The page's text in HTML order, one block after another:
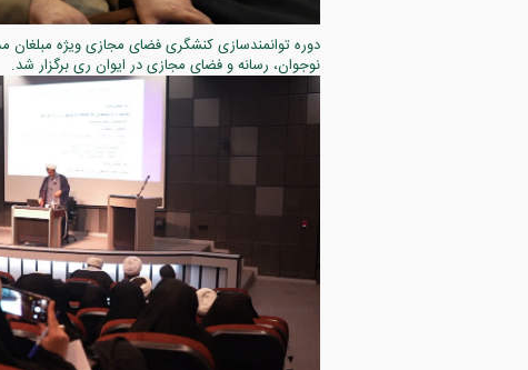
دوره توانمندسازی کنشگری فضای مجازی ویژه مبلغان
نوجوان، رسانه و فضای مجازی در ایوان ری برگزار شد.